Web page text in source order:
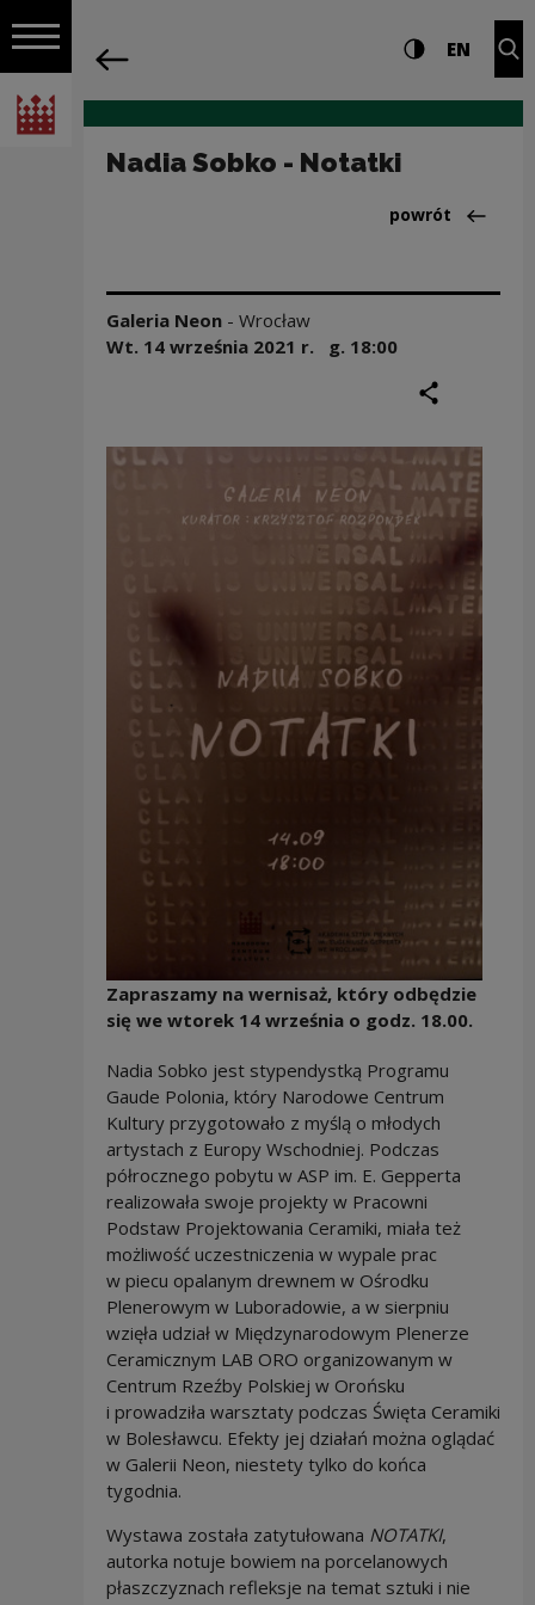
Włącz nawigację
Narodowe Centrum Kultury
Nawigacja Ustawienia i Wysoki
EN
Nadia Sobko - Notatki
Powrót
powrót
Galeria Neon - Wrocław
Wt. 14 września 2021 r. g. 18:00
Zapraszamy na wernisaż, który odbędzie
się we wtorek 14 września o godz. 18.00.
Nadia Sobko jest stypendystką Programu
Gaude Polonia, który Narodowe Centrum
Kultury przygotowało z myślą o młodych
artystach z Europy Wschodniej. Podczas
półrocznego pobytu w ASP im. E. Gepperta
realizowała swoje projekty w Pracowni
Podstaw Projektowania Ceramiki, miała też
możliwość uczestniczenia w wypale prac
w piecu opalanym drewnem w Ośrodku
Plenerowym w Luboradowie, a w sierpniu
wzięła udział w Międzynarodowym Plenerze
Ceramicznym LAB ORO organizowanym w
Centrum Rzeźby Polskiej w Orońsku
i prowadziła warsztaty podczas Święta Ceramiki
w Bolesławcu. Efekty jej działań można oglądać
w Galerii Neon, niestety tylko do końca
tygodnia.
Wystawa została zatytułowana NOTATKI,
autorka notuje bowiem na porcelanowych
płaszczyznach refleksje na temat sztuki i nie